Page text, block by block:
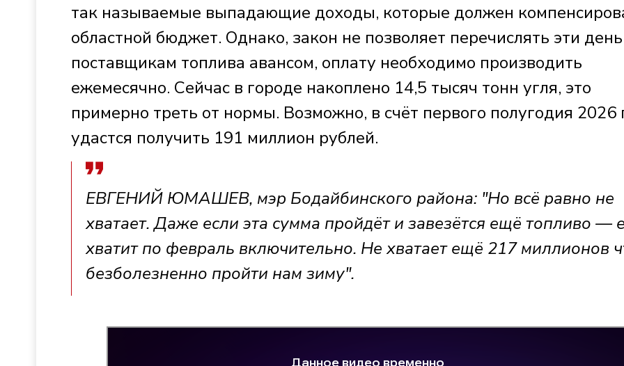
так называемые выпадающие доходы, которые должен
областной бюджет. Однако, закон не позволяет перечислять эти
поставщикам топлива авансом, оплату необходимо производить
ежемесячно. Сейчас в городе накоплено 14,5 тысяч тонн угля, это
примерно треть от нормы. Возможно, в счёт первого полугодия 2026
удастся получить 191 миллион рублей.
ЕВГЕНИЙ ЮМАШЕВ, мэр Бодайбинского района: "Но всё равно не
хватает. Даже если эта сумма пройдёт и завезётся ещё топливо —
хватит по февраль включительно. Не хватает ещё 217 миллионов
безболезненно пройти нам зиму".